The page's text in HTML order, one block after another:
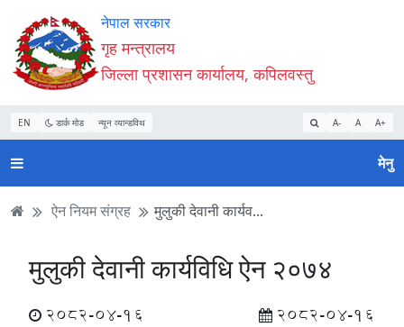
Accessibility
Mode
सुरु
गर्नुहोस्
सामाग्री
पढ्नुहाेस्
नेभिगेसन
पढ्नुहाेस्
वेबसाइट
खोजमा
जानुहोस्
नेपाल सरकार
गृह मन्त्रालय
जिल्ला प्रशासन कार्यालय, कपिलवस्तु
EN डार्क मोड न्यून व्यान्डविथ A- A A+
मेनु
ऐन नियम संग्रह मुलुकी देवानी कार्यव...
मुलुकी देवानी कार्यविधि ऐन २०७४
2082-04-16 2082-04-16